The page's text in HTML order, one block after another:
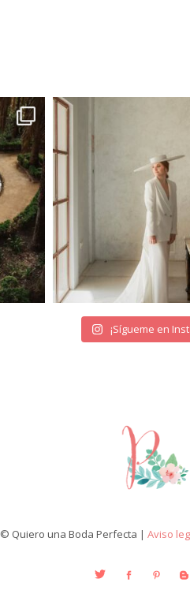
¡Sígueme en
© Quiero una Boda Perfecta | Aviso